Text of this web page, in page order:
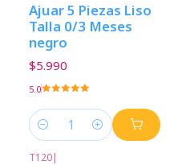
Ajuar 5 Piezas Liso
Talla 0/3 Meses
negro
$5.990
5.0
Cantidad
T120|